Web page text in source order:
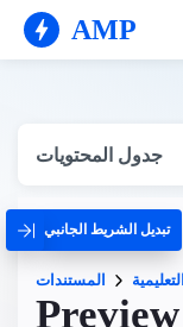
AMP
جدول المحتويات
تبديل الشريط الجانبي
المستندات